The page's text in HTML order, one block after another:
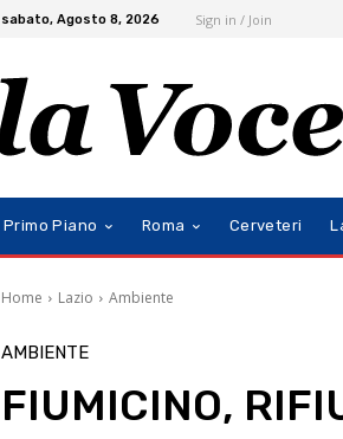
sabato, Agosto 8, 2026 Sign in / Join
Primo Piano Roma Cerveteri
Home Lazio Ambiente
AMBIENTE
FIUMICINO,